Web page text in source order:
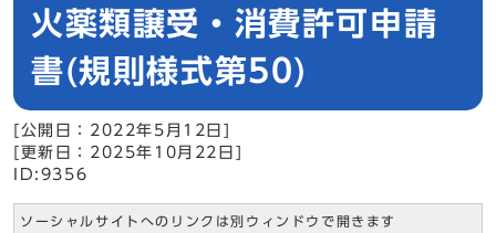
火薬類譲受・消費許可申請
書(規則様式第50)
[公開日：2022年5月12日]
[更新日：2025年10月22日]
ID:9356
ソーシャルサイトへのリンクは別ウィンドウで開きます